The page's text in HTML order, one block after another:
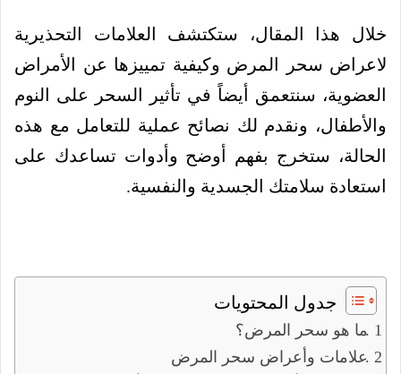
خلال هذا المقال، ستكتشف العلامات التحذيرية
لاعراض سحر المرض وكيفية تمييزها عن الأمراض
العضوية، سنتعمق أيضاً في تأثير السحر على النوم
والأطفال، ونقدم لك نصائح عملية للتعامل مع هذه
الحالة، ستخرج بفهم أوضح وأدوات تساعدك على
استعادة سلامتك الجسدية والنفسية.
جدول المحتويات
ما هو سحر المرض؟
علامات وأعراض سحر المرض